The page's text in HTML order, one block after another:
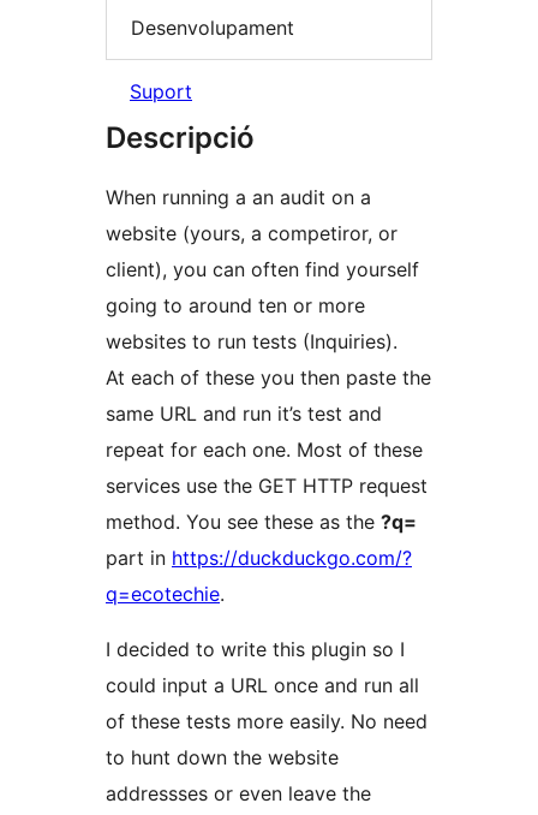
Desenvolupament
Suport
Descripció
When running a an audit on a
website (yours, a competiror, or
client), you can often find yourself
going to around ten or more
websites to run tests (Inquiries).
At each of these you then paste the
same URL and run it’s test and
repeat for each one. Most of these
services use the GET HTTP request
method. You see these as the ?q=
part in https://duckduckgo.com/?
q=ecotechie.
I decided to write this plugin so I
could input a URL once and run all
of these tests more easily. No need
to hunt down the website
addressses or even leave the